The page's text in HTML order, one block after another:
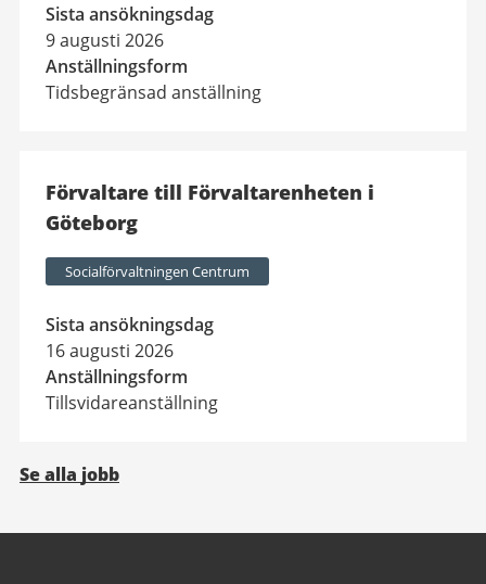
Sista ansökningsdag
9 augusti 2026
Anställningsform
Tidsbegränsad anställning
Förvaltare till Förvaltarenheten i
Göteborg
Socialförvaltningen Centrum
Sista ansökningsdag
16 augusti 2026
Anställningsform
Tillsvidareanställning
Se alla jobb